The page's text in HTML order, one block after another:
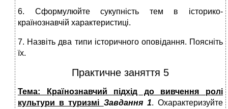
6. Сформулюйте сукупність тем в історико-
країнознавчій характеристиці.
7. Назвіть два типи історичного оповідання. Поясніть
їх.
Практичне заняття 5
Тема: Країнознавчий підхід до вивчення ролі
культури в туризмі Завдання 1. Охарактеризуйте